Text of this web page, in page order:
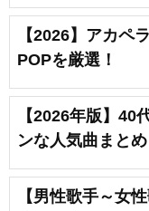
【2026】アカペ
POPを厳選！
【2026年版】40
ンな人気曲まとめ
【男性歌手～女